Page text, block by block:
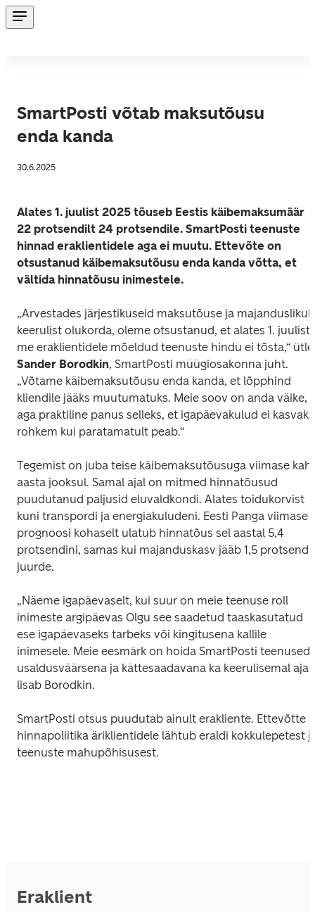
SmartPosti võtab maksutõusu
enda kanda
30.6.2025
Alates 1. juulist 2025 tõuseb Eestis käibemaksumäär
22 protsendilt 24 protsendile. SmartPosti teenuste
hinnad eraklientidele aga ei muutu. Ettevõte on
otsustanud käibemaksutõusu enda kanda võtta, et
vältida hinnatõusu inimestele.
„Arvestades järjestikuseid maksutõuse ja majanduslikult
keerulist olukorda, oleme otsustanud, et alates 1. juulist
Sander Borodkin, SmartPosti müügiosakonna juht.
„Võtame käibemaksutõusu enda kanda, et lõpphind
kliendile jääks muutumatuks. Meie soov on anda väike,
aga praktiline panus selleks, et igapäevakulud ei kasvaks
rohkem kui paratamatult peab.“
Tegemist on juba teise käibemaksutõusuga viimase
aasta jooksul. Samal ajal on mitmed hinnatõusud
puudutanud paljusid eluvaldkondi. Alates toidukorvist
kuni transpordi ja energiakuludeni. Eesti Panga viimase
prognoosi kohaselt ulatub hinnatõus sel aastal 5,4
protsendini, samas kui majanduskasv jääb 1,5 protsendi
juurde.
„Näeme igapäevaselt, kui suur on meie teenuse roll
inimeste argipäevas Olgu see saadetud taaskasutatud
ese igapäevaseks tarbeks või kingitusena kallile
inimesele. Meie eesmärk on hoida SmartPosti teenused
usaldusväärsena ja kättesaadavana ka keerulisemal
lisab Borodkin.
SmartPosti otsus puudutab ainult erakliente. Ettevõtte
hinnapoliitika äriklientidele lähtub eraldi kokkulepetest
teenuste mahupõhisusest.
Eraklient